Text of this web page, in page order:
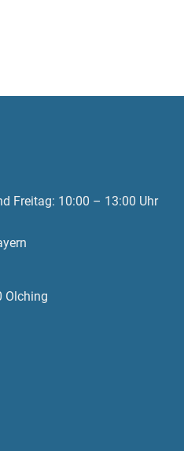
Freitag: 10:00 – 13:00 Uhr
Olching